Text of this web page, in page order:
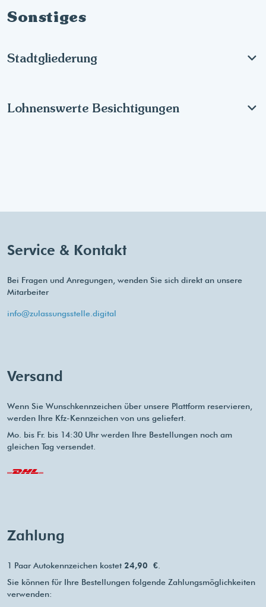
Sonstiges
Stadtgliederung
Lohnenswerte Besichtigungen
Service & Kontakt
Bei Fragen und Anregungen, wenden Sie sich direkt an unsere
Mitarbeiter
info@zulassungsstelle.digital
Versand
Wenn Sie Wunschkennzeichen über unsere Plattform reservieren,
werden Ihre Kfz-Kennzeichen von uns geliefert.
Mo. bis Fr. bis 14:30 Uhr werden Ihre Bestellungen noch am
gleichen Tag versendet.
Zahlung
1 Paar Autokennzeichen kostet 24,90 €
Sie können für Ihre Bestellungen folgende Zahlungsmöglichkeiten
verwenden: